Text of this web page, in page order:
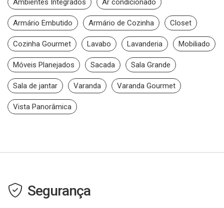
Ambientes Integrados Ar condicionado
Armário Embutido Armário de Cozinha Closet
Cozinha Gourmet Lavabo Lavanderia Mobiliado
Móveis Planejados Sacada Sala Grande
Sala de jantar Varanda Varanda Gourmet
Vista Panorâmica
Segurança